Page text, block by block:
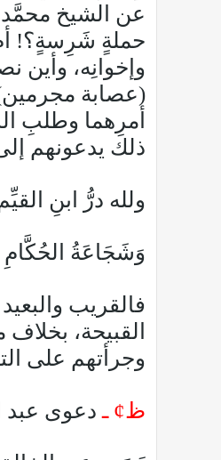
عن الشيخ محمَّد
حملةٍ شَرِسةٍ؟! أم
وإخوانِه، وأين
(عصابة
أمرِهما وطلبِ
ذلك يدعونهم
ولله درُّ ابنِ
وَشَجَاعَةُ الحُكَّامِ
فالقريب
القبيحة،
وجرأتهم على
ظ¢ ـدعوى عبد